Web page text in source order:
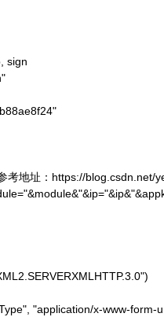
sign
考地址：https://blog.csdn.net/
"application/x-www-form-